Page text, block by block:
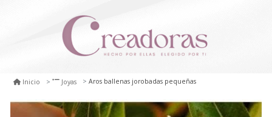
Inicio Joyas Aros ballenas jorobadas pequeñas